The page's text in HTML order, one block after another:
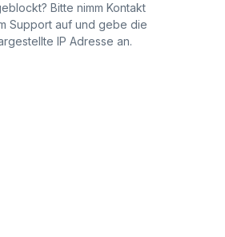
Bitte nimm Kontakt
Support auf und gebe die
IP Adresse an.